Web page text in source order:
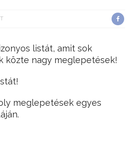
listát, amit sok
közte nagy meglepetések!
meglepetések egyes